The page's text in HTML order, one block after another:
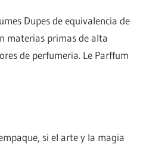
Dupes de equivalencia de
materias primas de alta
de perfumeria. Le Parffum
si el arte y la magia